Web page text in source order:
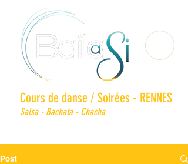
Cours de danse / Soirées - RENNES
Salsa - Bachata - Chacha
Post